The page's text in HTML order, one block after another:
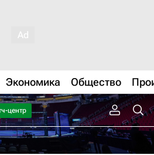
Экономика Общество
центр